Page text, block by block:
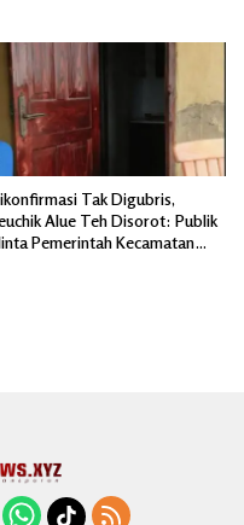
Tak Digubris,
Alue Teh Disorot: Publik
Pemerintah Kecamatan